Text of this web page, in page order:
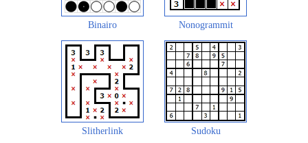
Binairo Nonogrammit
Slitherlink Sudoku